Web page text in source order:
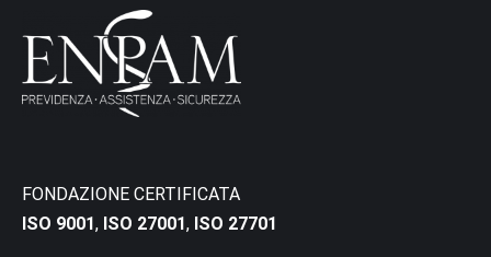
FONDAZIONE CERTIFICATA
ISO 9001, ISO 27001, ISO 27701